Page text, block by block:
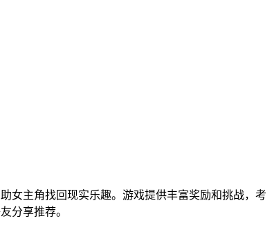
女主角找回现实乐趣。游戏提供丰富奖励和挑战，考
分享推荐。